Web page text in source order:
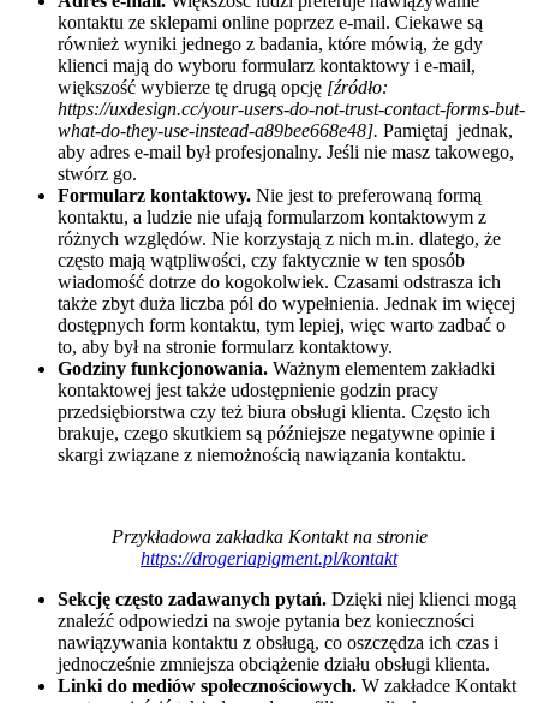
kontaktu ze sklepami online poprzez e-mail. Ciekawe są
również wyniki jednego z badania, które mówią, że gdy
klienci mają do wyboru formularz kontaktowy i e-mail,
większość wybierze tę drugą opcję [źródło:
https://uxdesign.cc/your-users-do-not-trust-contact-forms-but-
what-do-they-use-instead-a89bee668e48]. Pamiętaj jednak,
aby adres e-mail był profesjonalny. Jeśli nie masz takowego,
stwórz go.
Formularz kontaktowy. Nie jest to preferowaną formą
kontaktu, a ludzie nie ufają formularzom kontaktowym z
różnych względów. Nie korzystają z nich m.in. dlatego, że
często mają wątpliwości, czy faktycznie w ten sposób
wiadomość dotrze do kogokolwiek. Czasami odstrasza ich
także zbyt duża liczba pól do wypełnienia. Jednak im więcej
dostępnych form kontaktu, tym lepiej, więc warto zadbać o
to, aby był na stronie formularz kontaktowy.
Godziny funkcjonowania. Ważnym elementem zakładki
kontaktowej jest także udostępnienie godzin pracy
przedsiębiorstwa czy też biura obsługi klienta. Często ich
brakuje, czego skutkiem są późniejsze negatywne opinie i
skargi związane z niemożnością nawiązania kontaktu.
Przykładowa zakładka Kontakt na stronie
https://drogeriapigment.pl/kontakt
Sekcję często zadawanych pytań. Dzięki niej klienci mogą
znaleźć odpowiedzi na swoje pytania bez konieczności
nawiązywania kontaktu z obsługą, co oszczędza ich czas i
jednocześnie zmniejsza obciążenie działu obsługi klienta.
Linki do mediów społecznościowych. W zakładce Kontakt